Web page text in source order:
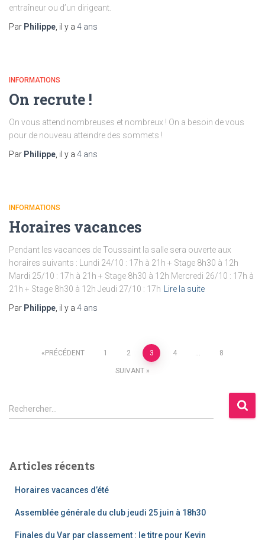
entraîneur ou d’un dirigeant.
Par Philippe , il y a 4 ans
INFORMATIONS
On recrute !
On vous attend nombreuses et nombreux ! On a besoin de vous
pour de nouveau atteindre des sommets !
Par Philippe , il y a 4 ans
INFORMATIONS
Horaires vacances
Pendant les vacances de Toussaint la salle sera ouverte aux
horaires suivants : Lundi 24/10 : 17h à 21h + Stage 8h30 à 12h
Mardi 25/10 : 17h à 21h + Stage 8h30 à 12h Mercredi 26/10 : 17h à
21h + Stage 8h30 à 12h Jeudi 27/10 : 17h
Lire la suite
Par Philippe , il y a 4 ans
Pagination
publications
PRÉCÉDENT 1 2 3 4 … 8
SUIVANT
R
e
r
Rechercher…
Articles récents
Horaires vacances d’été
Assemblée générale du club jeudi 25 juin à 18h30
Finales du Var par classement : le titre pour Kevin